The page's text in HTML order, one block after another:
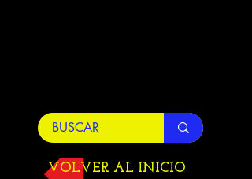
VOLVER AL INICIO